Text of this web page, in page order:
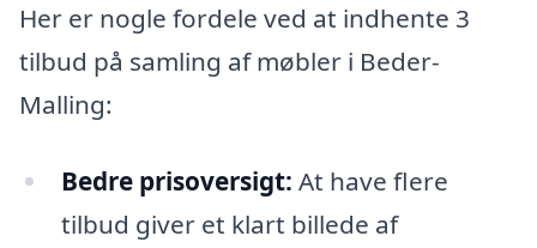
Her er nogle fordele ved at indhente 3
tilbud på samling af møbler i Beder-
Malling:
Bedre prisoversigt: At have flere
tilbud giver et klart billede af